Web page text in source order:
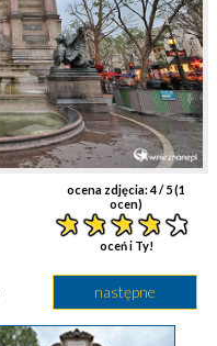
ocena zdjęcia:4/ 5 (1
ocen)
oceń i Ty!
następne